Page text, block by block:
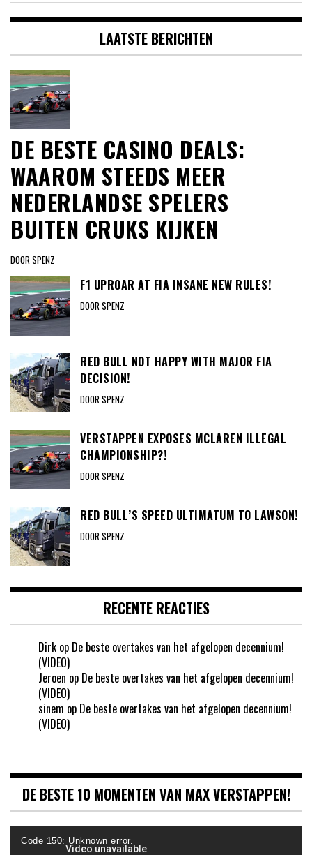
LAATSTE BERICHTEN
DE BESTE CASINO DEALS:
WAAROM STEEDS MEER
NEDERLANDSE SPELERS
BUITEN CRUKS KIJKEN
DOOR SPENZ
F1 UPROAR AT FIA INSANE NEW RULES!
DOOR SPENZ
RED BULL NOT HAPPY WITH MAJOR FIA
DECISION!
DOOR SPENZ
VERSTAPPEN EXPOSES MCLAREN ILLEGAL
CHAMPIONSHIP?!
DOOR SPENZ
RED BULL’S SPEED ULTIMATUM TO LAWSON!
DOOR SPENZ
RECENTE REACTIES
Dirk op De beste overtakes van het afgelopen decennium!
(VIDEO)
Jeroen op De beste overtakes van het afgelopen decennium!
(VIDEO)
sinem op De beste overtakes van het afgelopen decennium!
(VIDEO)
DE BESTE 10 MOMENTEN VAN MAX VERSTAPPEN!
Videospeler
Code 150: Unknown error.